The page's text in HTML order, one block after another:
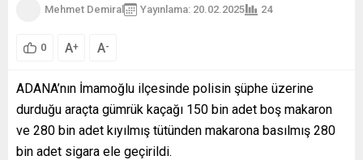
Mehmet Demiral Yayınlama: 20.02.2025 24
0 A+ A-
ADANA’nın İmamoğlu ilçesinde polisin şüphe üzerine
durduğu araçta gümrük kaçağı 150 bin adet boş makaron
ve 280 bin adet kıyılmış tütünden makarona basılmış 280
bin adet sigara ele geçirildi.